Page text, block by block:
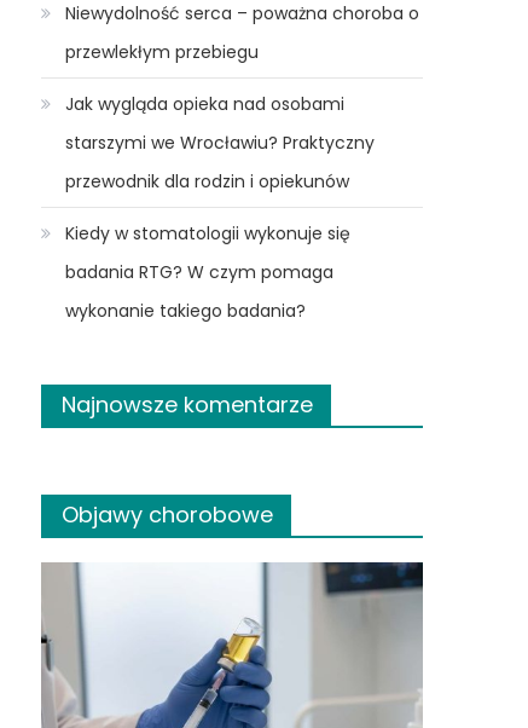
Niewydolność serca – poważna choroba o
przewlekłym przebiegu
Jak wygląda opieka nad osobami
starszymi we Wrocławiu? Praktyczny
przewodnik dla rodzin i opiekunów
Kiedy w stomatologii wykonuje się
badania RTG? W czym pomaga
wykonanie takiego badania?
Najnowsze komentarze
Objawy chorobowe